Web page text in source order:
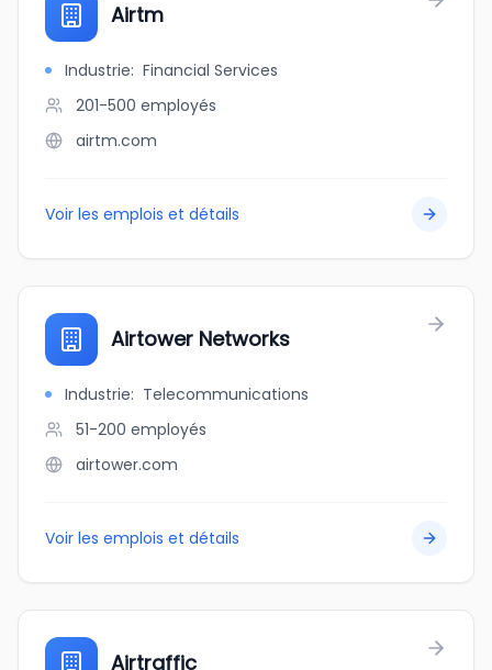
Airtm
Industrie: Financial Services
201-500 employés
airtm.com
Voir les emplois et détails
Airtower Networks
Industrie: Telecommunications
51-200 employés
airtower.com
Voir les emplois et détails
Airtraffic